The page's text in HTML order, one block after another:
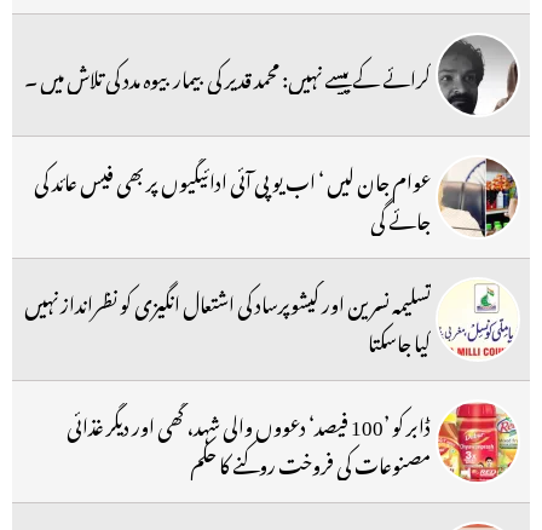
کرائے کے پیسے نہیں: محمد قدیر کی بیمار بیوہ مدد کی تلاش میں ۔
عوام جان لیں ‘ اب یو پی آئی ادائیگیوں پر بھی فیس عائد کی
جائے گی
تسلیمہ نسرین اور کیشوپرساد کی اشتعال انگیزی کو نظرانداز نہیں
کیا جاسکتا
ڈابر کو ’100 فیصد‘ دعووں والی شہد، گھی اور دیگر غذائی
مصنوعات کی فروخت روکنے کا حکم